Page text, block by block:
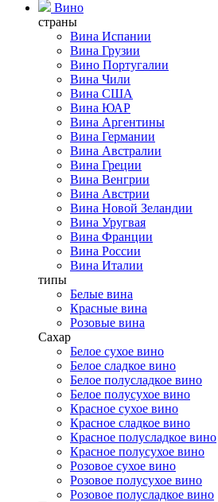
Вино
страны
Вина Испании
Вина Грузии
Вино Португалии
Вина Чили
Вина США
Вина ЮАР
Вина Аргентины
Вина Германии
Вина Австралии
Вина Греции
Вина Венгрии
Вина Австрии
Вина Новой Зеландии
Вина Уругвая
Вина Франции
Вина России
Вина Италии
типы
Белые вина
Красные вина
Розовые вина
Сахар
Белое сухое вино
Белое сладкое вино
Белое полусладкое вино
Белое полусухое вино
Красное сухое вино
Красное сладкое вино
Красное полусладкое вино
Красное полусухое вино
Розовое сухое вино
Розовое полусухое вино
Розовое полусладкое вино